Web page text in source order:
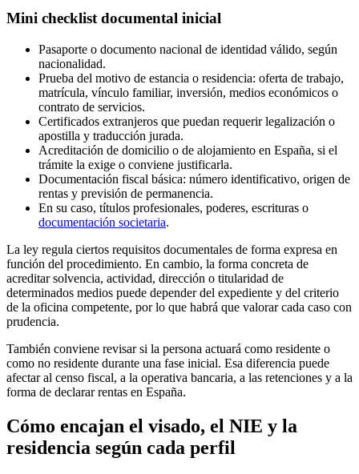
Mini checklist documental inicial
Pasaporte o documento nacional de identidad válido, según
nacionalidad.
Prueba del motivo de estancia o residencia: oferta de trabajo,
matrícula, vínculo familiar, inversión, medios económicos o
contrato de servicios.
Certificados extranjeros que puedan requerir legalización o
apostilla y traducción jurada.
Acreditación de domicilio o de alojamiento en España, si el
trámite la exige o conviene justificarla.
Documentación fiscal básica: número identificativo, origen de
rentas y previsión de permanencia.
En su caso, títulos profesionales, poderes, escrituras o
documentación societaria.
La ley regula ciertos requisitos documentales de forma expresa en
función del procedimiento. En cambio, la forma concreta de
acreditar solvencia, actividad, dirección o titularidad de
determinados medios puede depender del expediente y del criterio
de la oficina competente, por lo que habrá que valorar cada caso con
prudencia.
También conviene revisar si la persona actuará como residente o
como no residente durante una fase inicial. Esa diferencia puede
afectar al censo fiscal, a la operativa bancaria, a las retenciones y a la
forma de declarar rentas en España.
Cómo encajan el visado, el NIE y la
residencia según cada perfil